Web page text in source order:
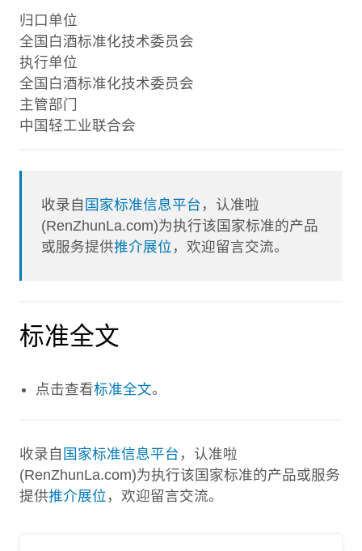
归口单位
全国白酒标准化技术委员会
执行单位
全国白酒标准化技术委员会
主管部门
中国轻工业联合会
收录自 国家标准信息平台 ，认准啦
(RenZhunLa.com)为执行该国家标准的产品
或服务提供推介展位 ，欢迎留言交流。
标准全文
点击查看标准全文。
收录自 国家标准信息平台 ，认准啦
(RenZhunLa.com)为执行该国家标准的产品或服务
提供推介展位 ，欢迎留言交流。